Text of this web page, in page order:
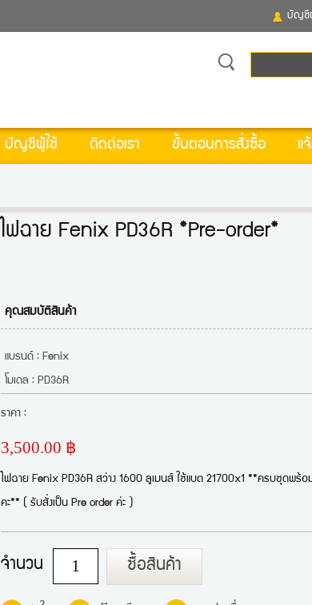
บัญชี
บัญชีผู้ใช้ ติดต่อเรา ขั้นตอนการสั่งซื้อ แ
ไฟฉาย Fenix PD36R *Pre-order*
คุณสมบัติสินค้า
แบรนด์ : Fenix
โมเดล : PD36R
ราคา :
3,500.00 ฿
ไฟฉาย Fenix PD36R สว่าง 1600 ลูเมนส์ ใช้แบต 21700x1 **ครบชุดพร้อม
คะ** ( รับสั่งเป็น Pre order ค่ะ )
จำนวน ซื้อสินค้า